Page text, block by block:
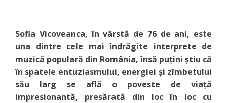
Sofia Vicoveanca, în vârstă de 76 de ani, este
una dintre cele mai îndrăgite interprete de
muzică populară din România, însă puțini știu că
în spatele entuziasmului, energiei și zîmbetului
său larg se află o poveste de viață
impresionantă, presărată din loc în loc cu